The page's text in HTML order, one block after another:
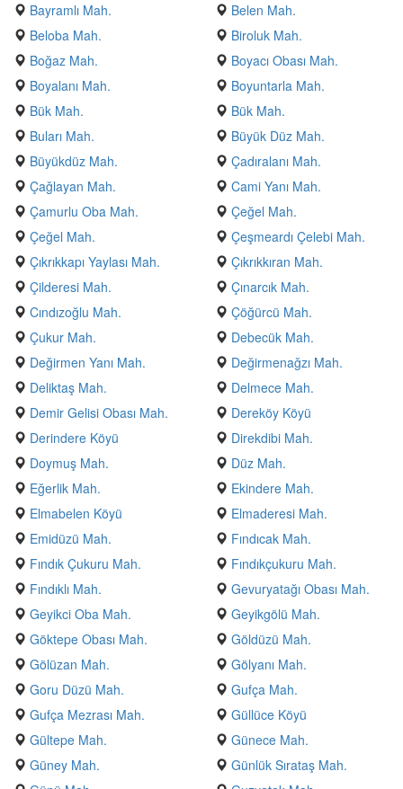
Bayramlı Mah.
Belen Mah.
Beloba Mah.
Biroluk Mah.
Boğaz Mah.
Boyacı Obası Mah.
Boyalanı Mah.
Boyuntarla Mah.
Bük Mah.
Bük Mah.
Buları Mah.
Büyük Düz Mah.
Büyükdüz Mah.
Çadıralanı Mah.
Çağlayan Mah.
Cami Yanı Mah.
Çamurlu Oba Mah.
Çeğel Mah.
Çeğel Mah.
Çeşmeardı Çelebi Mah.
Çıkrıkkapı Yaylası Mah.
Çıkrıkkıran Mah.
Çilderesi Mah.
Çınarcık Mah.
Cındızoğlu Mah.
Çöğürcü Mah.
Çukur Mah.
Debecük Mah.
Değirmen Yanı Mah.
Değirmenağzı Mah.
Deliktaş Mah.
Delmece Mah.
Demir Gelisi Obası Mah.
Dereköy Köyü
Derindere Köyü
Direkdibi Mah.
Doymuş Mah.
Düz Mah.
Eğerlik Mah.
Ekindere Mah.
Elmabelen Köyü
Elmaderesi Mah.
Emidüzü Mah.
Fındıcak Mah.
Fındık Çukuru Mah.
Fındıkçukuru Mah.
Fındıklı Mah.
Gevuryatağı Obası Mah.
Geyikci Oba Mah.
Geyikgölü Mah.
Göktepe Obası Mah.
Göldüzü Mah.
Gölüzan Mah.
Gölyanı Mah.
Goru Düzü Mah.
Gufça Mah.
Gufça Mezrası Mah.
Güllüce Köyü
Gültepe Mah.
Günece Mah.
Güney Mah.
Günlük Sırataş Mah.